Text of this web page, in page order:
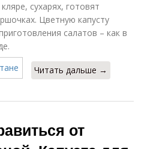
сухарях, готовят
Цветную капусту
салатов – как в
Читать дальше →
от